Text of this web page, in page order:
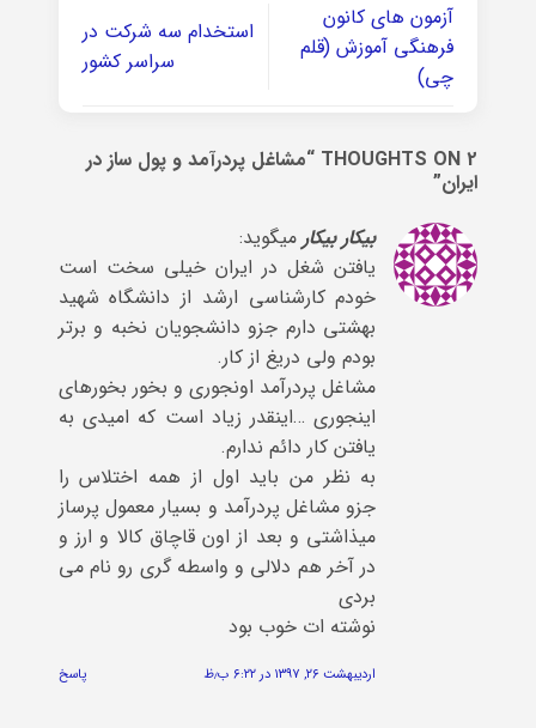
آزمون های کانون
فرهنگی آموزش (قلم
چی)
استخدام سه شرکت در
سراسر کشور
2 THOUGHTS ON “ مشاغل پردرآمد و پول ساز در
ایران”
بیکار بیکار میگوید:
یافتن شغل در ایران خیلی سخت است
خودم کارشناسی ارشد از دانشگاه شهید
بهشتی دارم جزو دانشجویان نخبه و برتر
بودم ولی دریغ از کار.
مشاغل پردرآمد اونجوری و بخور بخورهای
اینجوری …اینقدر زیاد است که امیدی به
یافتن کار دائم ندارم.
به نظر من باید اول از همه اختلاس را
جزو مشاغل پردرآمد و بسیار معمول پرساز
میذاشتی و بعد از اون قاچاق کالا و ارز و
در آخر هم دلالی و واسطه گری رو نام می
بردی
نوشته ات خوب بود
اردیبهشت ۲۶, ۱۳۹۷ در ۶:۲۲ ب٫ظ پاسخ